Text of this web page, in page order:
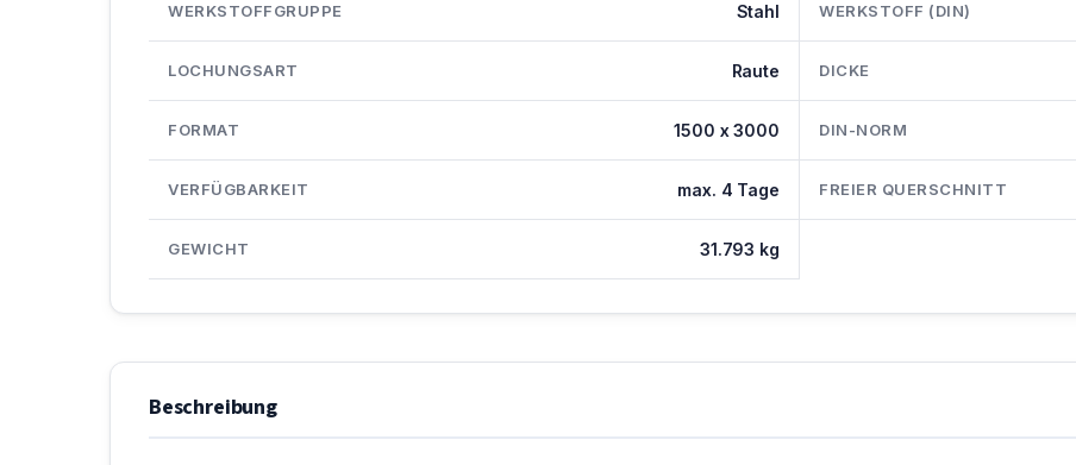
WERKSTOFFGRUPPE Stahl WERKSTOFF (DIN)
LOCHUNGSART Raute DICKE
FORMAT 1500 x 3000 DIN-NORM
VERFÜGBARKEIT max. 4 Tage FREIER QUERSCHNITT
GEWICHT 31.793 kg
Beschreibung